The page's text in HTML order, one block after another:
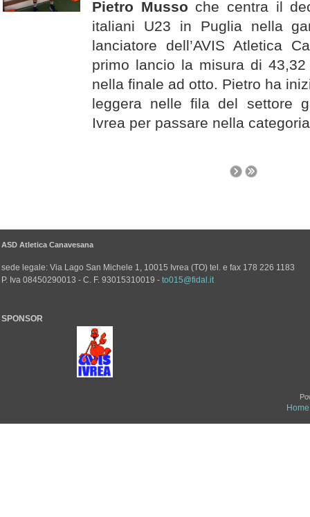
Pietro Musso che centra il
italiani U23 in Puglia nella
lanciatore dell’AVIS Atletica
primo lancio la misura di
nella finale ad otto. Pietro ha
leggera nelle fila del settore
Ivrea per passare nella
ASD Atletica Canavesana
sede legale: Via Lago San Michele 1, 10015 Ivrea (TO) tel. e fax 178 226 1183
P. Iva 08450290013 - C. F. 93015310019 - to015@fidal.it
SPONSOR